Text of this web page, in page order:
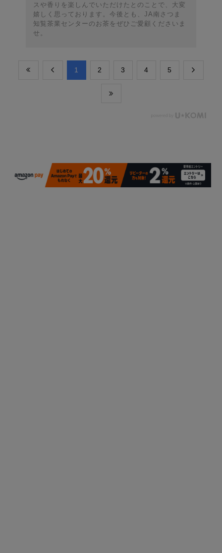
スや香りを楽しんでいただけたとのことで、大変
嬉しく思っております。今後とも、JA南さつま
知覧茶業センターのお茶をぜひご愛顧くださいま
せ。
​1 ​2 ​3 ​4 ​5